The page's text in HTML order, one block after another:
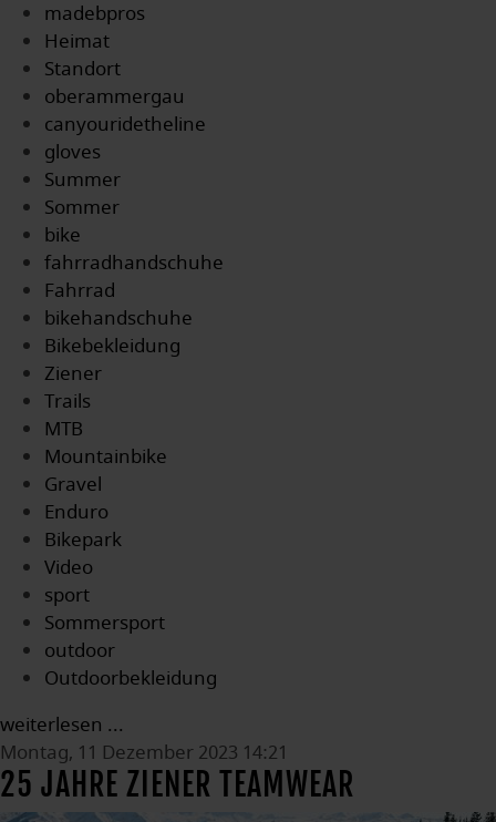
madebpros
Heimat
Standort
oberammergau
canyouridetheline
gloves
Summer
Sommer
bike
fahrradhandschuhe
Fahrrad
bikehandschuhe
Bikebekleidung
Ziener
Trails
MTB
Mountainbike
Gravel
Enduro
Bikepark
Video
sport
Sommersport
outdoor
Outdoorbekleidung
weiterlesen ...
Montag, 11 Dezember 2023 14:21
25 JAHRE ZIENER TEAMWEAR